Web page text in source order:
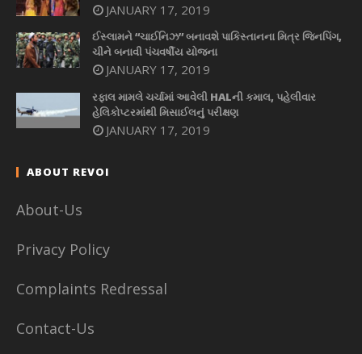
JANUARY 17, 2019
ઈસ્લામને “ચાઈનિઝ” બનાવશે પાકિસ્તાનના મિત્ર જિનપિંગ,
ચીને બનાવી પંચવર્ષીય યોજના
JANUARY 17, 2019
રફાલ મામલે ચર્ચામાં આવેલી HALની કમાલ, પહેલીવાર
હેલિકોપ્ટરમાંથી મિસાઈલનું પરીક્ષણ
JANUARY 17, 2019
ABOUT REVOI
About-Us
Privacy Policy
Complaints Redressal
Contact-Us